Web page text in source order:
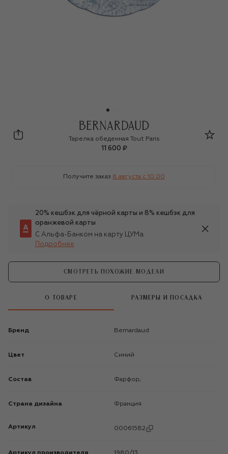
Bernardaud
Тарелка обеденная Tout Paris
11 600 ₽
Получите заказ 8 августа c 10:00
20% кешбэк для чёрной карты и 8% кешбэк для
оранжевой карты
С Альфа-Банком на карту ЦУМа
Подробнее
СМОТРЕТЬ ПОХОЖИЕ МОДЕЛИ
О ТОВАРЕ РАЗМЕРЫ И ПОСАДКА
Бренд Bernardaud
Цвет Синий
Состав Фарфор;
Страна дизайна Франция
Артикул 00061582
Артикул производителя 1980/13